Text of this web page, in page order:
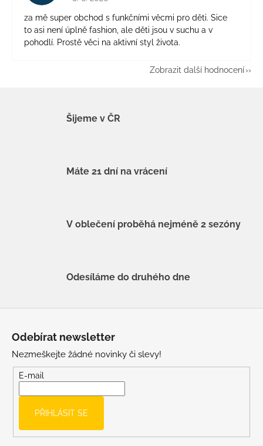
za mě super obchod s funkčními věcmi pro děti. Sice
to asi není úplně fashion, ale děti jsou v suchu a v
pohodlí. Prostě věci na aktivní styl života.
Zobrazit další hodnocení
Šijeme v ČR
Máte 21 dní na vrácení
V oblečení proběhá nejméně 2 sezóny
Odesíláme do druhého dne
Odebírat newsletter
Nezmeškejte žádné novinky či slevy!
E-mail
PŘIHLÁSIT SE